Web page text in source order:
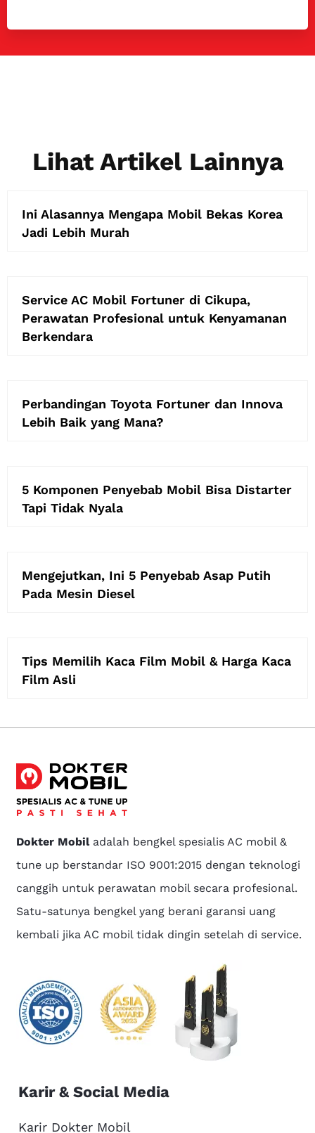
Lihat Artikel Lainnya
Ini Alasannya Mengapa Mobil Bekas Korea
Jadi Lebih Murah
Service AC Mobil Fortuner di Cikupa,
Perawatan Profesional untuk Kenyamanan
Berkendara
Perbandingan Toyota Fortuner dan Innova
Lebih Baik yang Mana?
5 Komponen Penyebab Mobil Bisa Distarter
Tapi Tidak Nyala
Mengejutkan, Ini 5 Penyebab Asap Putih
Pada Mesin Diesel
Tips Memilih Kaca Film Mobil & Harga Kaca
Film Asli
Dokter Mobiladalah bengkel spesialis AC mobil &
tune up berstandar ISO 9001:2015 dengan teknologi
canggih untuk perawatan mobil secara profesional.
Satu-satunya bengkel yang berani garansi uang
kembali jika AC mobil tidak dingin setelah di service.
Karir & Social Media
Karir Dokter Mobil